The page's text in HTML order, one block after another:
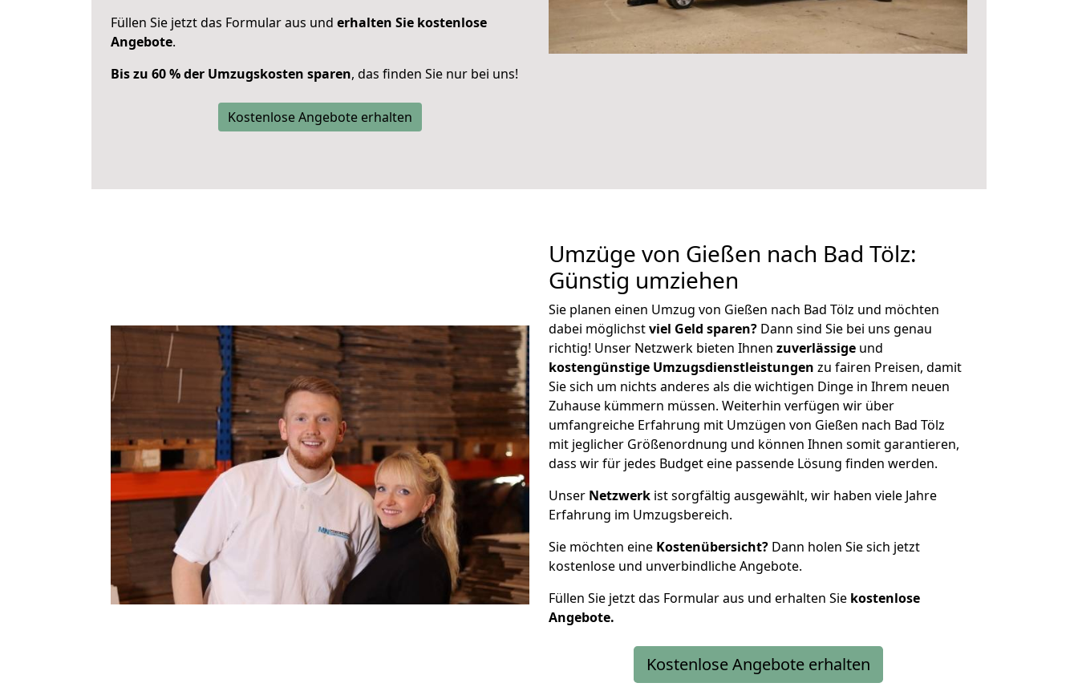
Füllen Sie jetzt das Formular aus und erhalten Sie kostenlose
Angebote.
Bis zu 60 % der Umzugskosten sparen, das finden Sie nur bei uns!
Kostenlose Angebote erhalten
Umzüge von Gießen nach Bad Tölz:
Günstig umziehen
Sie planen einen Umzug von Gießen nach Bad Tölz und möchten
dabei möglichstviel Geld sparen? Dann sind Sie bei uns genau
richtig! Unser Netzwerk bieten Ihnen zuverlässige und
kostengünstige Umzugsdienstleistungen zu fairen Preisen, damit
Sie sich um nichts anderes als die wichtigen Dinge in Ihrem neuen
Zuhause kümmern müssen. Weiterhin verfügen wir über
umfangreiche Erfahrung mit Umzügen von Gießen nach Bad Tölz
mit jeglicher Größenordnung und können Ihnen somit garantieren,
dass wir für jedes Budget eine passende Lösung finden werden.
Unser Netzwerk ist sorgfältig ausgewählt, wir haben viele Jahre
Erfahrung im Umzugsbereich.
Sie möchten eine Kostenübersicht? Dann holen Sie sich jetzt
kostenlose und unverbindliche Angebote.
Füllen Sie jetzt das Formular aus und erhalten Sie kostenlose
Angebote.
Kostenlose Angebote erhalten